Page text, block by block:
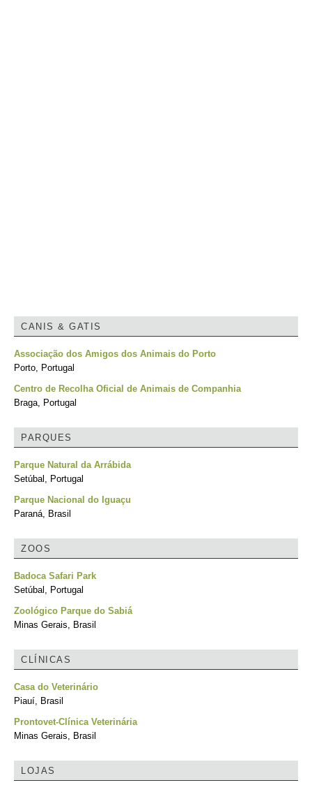
CANIS & GATIS
Associação dos Amigos dos Animais do Porto
Porto, Portugal
Centro de Recolha Oficial de Animais de Companhia
Braga, Portugal
PARQUES
Parque Natural da Arrábida
Setúbal, Portugal
Parque Nacional do Iguaçu
Paraná, Brasil
ZOOS
Badoca Safari Park
Setúbal, Portugal
Zoológico Parque do Sabiá
Minas Gerais, Brasil
CLÍNICAS
Casa do Veterinário
Piauí, Brasil
Prontovet-Clínica Veterinária
Minas Gerais, Brasil
LOJAS